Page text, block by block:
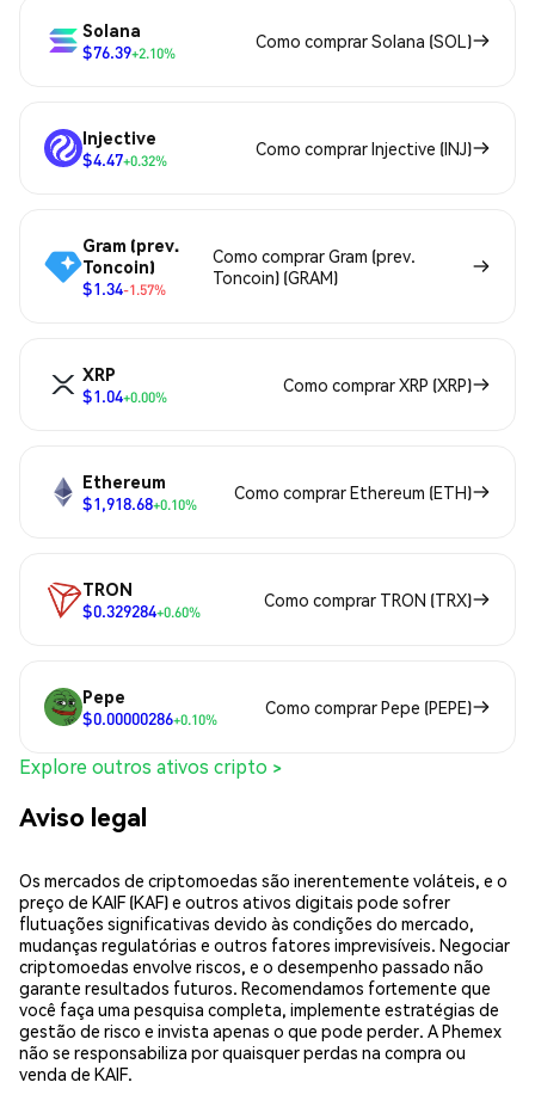
Solana
$76.39+2.10%
Como comprar Solana (SOL)
Injective
$4.47+0.32%
Como comprar Injective (INJ)
Gram (prev.
Toncoin)
$1.34-1.57%
Como comprar Gram (prev.
Toncoin) (GRAM)
XRP
$1.04+0.00%
Como comprar XRP (XRP)
Ethereum
$1,918.68+0.10%
Como comprar Ethereum (ETH)
TRON
$0.329284+0.60%
Como comprar TRON (TRX)
Pepe
$0.00000286+0.10%
Como comprar Pepe (PEPE)
Explore outros ativos cripto >
Aviso legal
Os mercados de criptomoedas são inerentemente voláteis, e o
preço de KAIF (KAF) e outros ativos digitais pode sofrer
flutuações significativas devido às condições do mercado,
mudanças regulatórias e outros fatores imprevisíveis. Negociar
criptomoedas envolve riscos, e o desempenho passado não
garante resultados futuros. Recomendamos fortemente que
você faça uma pesquisa completa, implemente estratégias de
gestão de risco e invista apenas o que pode perder. A Phemex
não se responsabiliza por quaisquer perdas na compra ou
venda de KAIF.